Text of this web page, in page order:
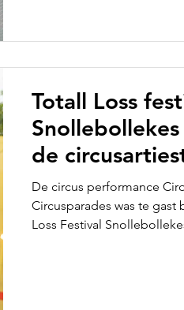
Totall Loss
de
Masqué
entertainment
publiek met
De circus performance
Circusparades was te gast
Loss Festival